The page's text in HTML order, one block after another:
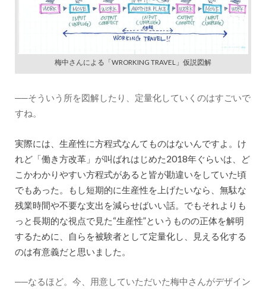
梅中さんによる「WRORKING TRAVEL」仮説図解
──そういう所を図解したり、定量化していくのはすごいで
すね。
実際には、生産性に方程式なんてものはないんですよ。け
れど「働き方改革」が叫ばれはじめた2018年ぐらいは、ど
こかわかりやすい方程式があると皆が勘違いをしていた頃
でもあった。もし短期的に生産性を上げたいなら、無駄な
残業時間や不要な支出を減らせばいい話。でもそれよりも
っと長期的な視点で見た“生産性”というものの正体を解明
するために、自らを被験者として定量化し、見える化する
のは有意義だと思いました。
──なるほど。今、用意していただいた梅中さんがデザイン